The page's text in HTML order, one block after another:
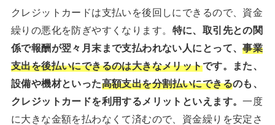
クレジットカードは支払いを後回しにできるので、資金
繰りの悪化を防ぎやすくなります。 特に、取引先との関
係で報酬が翌々月末まで支払われない人にとって、事業
支出を後払いにできるのは大きなメリットです。また、
設備や機材といった高額支出を分割払いにできるのも、
クレジットカードを利用するメリットといえます。一度
に大きな金額を払わなくて済むので、資金繰りを安定さ